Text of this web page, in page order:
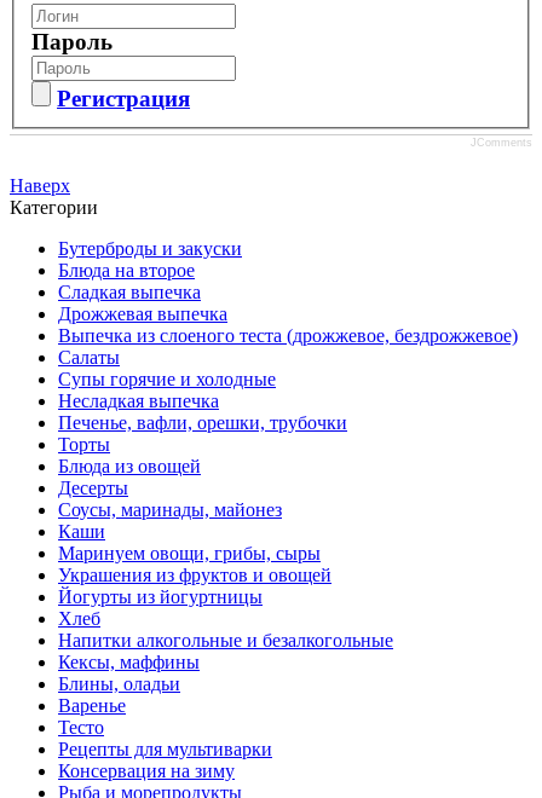
Пароль
Регистрация
JComments
Наверх
Категории
Бутерброды и закуски
Блюда на второе
Сладкая выпечка
Дрожжевая выпечка
Выпечка из слоеного теста (дрожжевое, бездрожжевое)
Салаты
Супы горячие и холодные
Несладкая выпечка
Печенье, вафли, орешки, трубочки
Торты
Блюда из овощей
Десерты
Соусы, маринады, майонез
Каши
Маринуем овощи, грибы, сыры
Украшения из фруктов и овощей
Йогурты из йогуртницы
Хлеб
Напитки алкогольные и безалкогольные
Кексы, маффины
Блины, оладьи
Варенье
Тесто
Рецепты для мультиварки
Консервация на зиму
Рыба и морепродукты